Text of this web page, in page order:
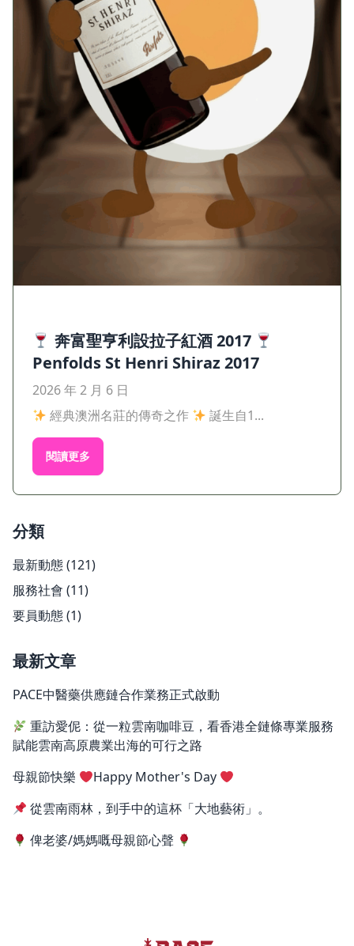
奔富聖亨利設拉子紅酒 2017
Penfolds St Henri Shiraz 2017
2026 年 2 月 6 日
經典澳洲名莊的傳奇之作
誕生自1...
閱讀更多
分類
最新動態(121)
服務社會 (11)
要員動態(1)
最新文章
PACE中醫藥供應鏈合作業務正式啟動
重訪愛伲：從一粒雲南咖啡豆，看香港全鏈條專業服務
賦能雲南高原農業出海的可行之路
母親節快樂
Happy Mother's Day
從雲南雨林，到手中的這杯「大地藝術」。
俾老婆/媽媽嘅母親節心聲